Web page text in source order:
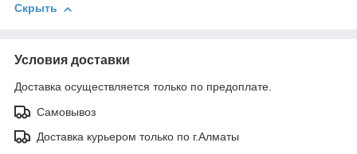
Скрыть
Условия доставки
Доставка осуществляется только по предоплате.
Самовывоз
Доставка курьером только по г.Алматы